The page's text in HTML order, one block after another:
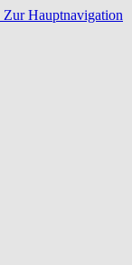
Zur Hauptnavigation